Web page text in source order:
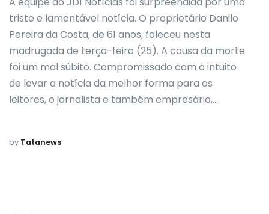
triste e lamentável notícia. O proprietário Danilo
Pereira da Costa, de 61 anos, faleceu nesta
madrugada de terça-feira (25). A causa da morte
foi um mal súbito. Compromissado com o intuito
de levar a notícia da melhor forma para os
leitores, o jornalista e também empresário,…
by Tatanews